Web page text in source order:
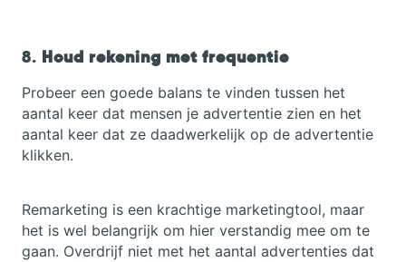
8. Houd rekening met frequentie
Probeer een goede balans te vinden tussen het
aantal keer dat mensen je advertentie zien en het
aantal keer dat ze daadwerkelijk op de advertentie
klikken.
Remarketing is een krachtige marketingtool, maar
het is wel belangrijk om hier verstandig mee om te
gaan. Overdrijf niet met het aantal advertenties dat